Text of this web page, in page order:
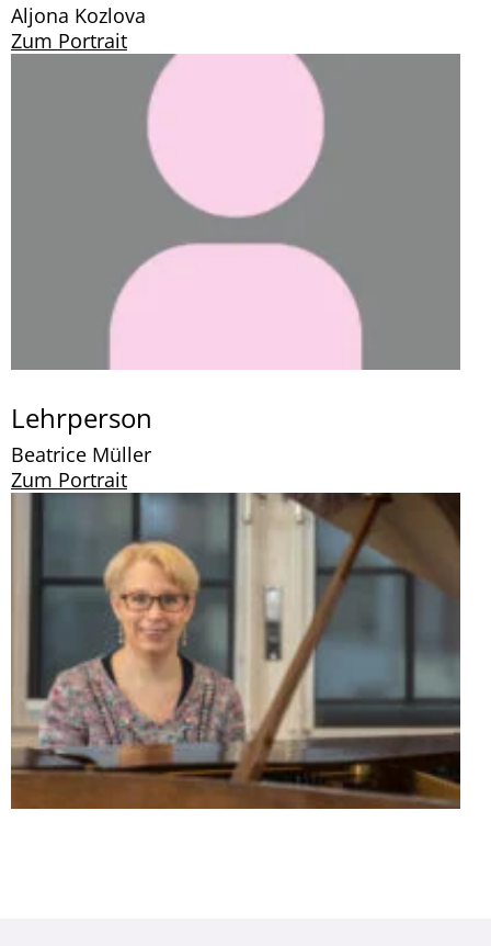
Aljona Kozlova
Zum Portrait
Lehrperson
Beatrice Müller
Zum Portrait